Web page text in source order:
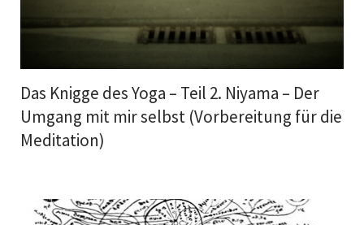
Das Knigge des Yoga – Teil 2. Niyama – Der
Umgang mit mir selbst (Vorbereitung für die
Meditation)